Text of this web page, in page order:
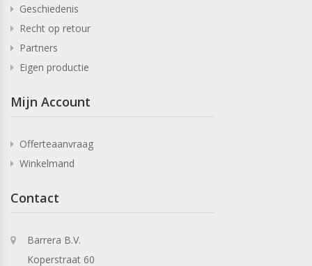
Geschiedenis
Recht op retour
Partners
Eigen productie
Mijn Account
Offerteaanvraag
Winkelmand
Contact
Barrera B.V.
Koperstraat 60